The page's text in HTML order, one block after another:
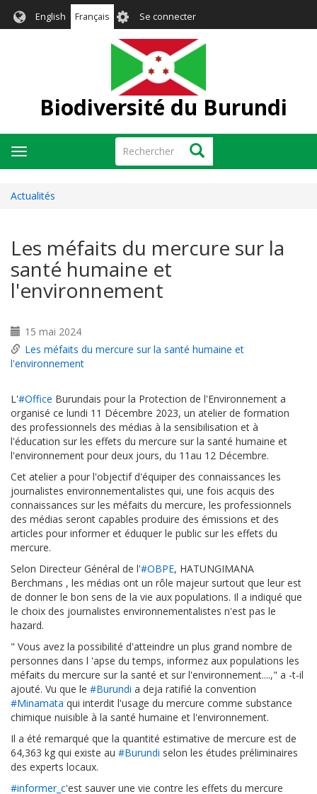
English Français User
account
menu
Se connecter
Biodiversité du Burundi
Rechercher Rechercher
Toggle
navigation
Actualités
Les méfaits du mercure sur la
santé humaine et
l'environnement
15 mai 2024
Les méfaits du mercure sur la santé humaine et
l'environnement
L'#Office Burundais pour la Protection de l'Environnement a
organisé ce lundi 11 Décembre 2023, un atelier de formation
des professionnels des médias à la sensibilisation et à
l'éducation sur les effets du mercure sur la santé humaine et
l'environnement pour deux jours, du 11au 12 Décembre.
Cet atelier a pour l'objectif d'équiper des connaissances les
journalistes environnementalistes qui, une fois acquis des
connaissances sur les méfaits du mercure, les professionnels
des médias seront capables produire des émissions et des
articles pour informer et éduquer le public sur les effets du
mercure.
Selon Directeur Général de l'#OBPE, HATUNGIMANA
Berchmans , les médias ont un rôle majeur surtout que leur est
de donner le bon sens de la vie aux populations. Il a indiqué que
le choix des journalistes environnementalistes n'est pas le
hazard.
" Vous avez la possibilité d'atteindre un plus grand nombre de
personnes dans l 'apse du temps, informez aux populations les
méfaits du mercure sur la santé et sur l'environnement....," a -t-il
ajouté. Vu que le #Burundi a deja ratifié la convention
#Minamata qui interdit l'usage du mercure comme substance
chimique nuisible à la santé humaine et l'environnement.
Il a été remarqué que la quantité estimative de mercure est de
64,363 kg qui existe au #Burundi selon les études préliminaires
des experts locaux.
#informer_c'est sauver une vie contre les effets du mercure